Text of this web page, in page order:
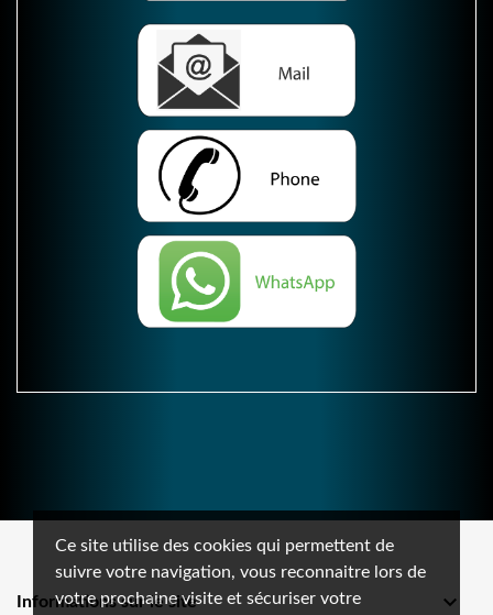
Ce site utilise des cookies qui permettent de
suivre votre navigation, vous reconnaitre lors de
votre prochaine visite et sécuriser votre
Informations sur le site 